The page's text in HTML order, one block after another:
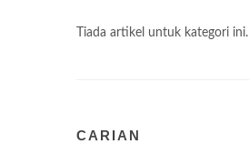
Tiada artikel untuk kategori ini.
CARIAN